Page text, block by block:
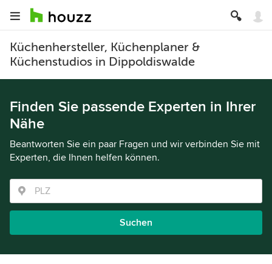
Küchenhersteller, Küchenplaner &
Küchenstudios in Dippoldiswalde
Finden Sie passende Experten in Ihrer
Nähe
Beantworten Sie ein paar Fragen und wir verbinden Sie mit
Experten, die Ihnen helfen können.
Suchen